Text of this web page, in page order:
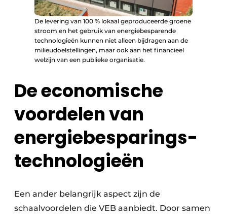
De levering van 100 % lokaal geproduceerde groene
stroom en het gebruik van energiebesparende
technologieën kunnen niet alleen bijdragen aan de
milieudoelstellingen, maar ook aan het financieel
welzijn van een publieke organisatie.
De economische
voordelen van
energiebesparings-
technologieën
Een ander belangrijk aspect zijn de
schaalvoordelen die VEB aanbiedt. Door samen